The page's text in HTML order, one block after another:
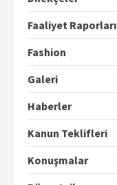
Faaliyet Raporları
Fashion
Galeri
Haberler
Kanun Teklifleri
Konuşmalar